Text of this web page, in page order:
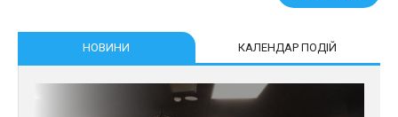
НОВИНИ КАЛЕНДАР ПОДІЙ